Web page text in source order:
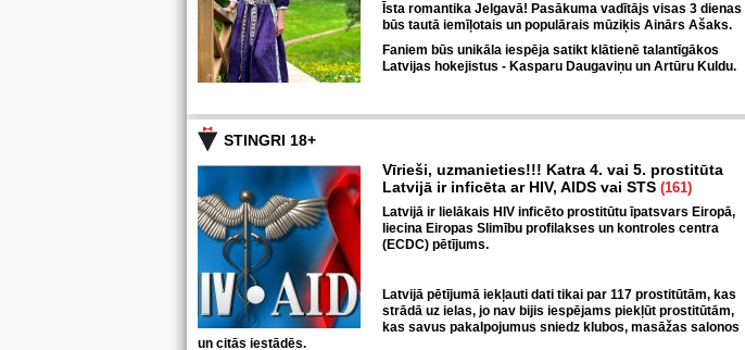
Īsta romantika Jelgavā! Pasākuma vadītājs visas 3 dienas
būs tautā iemīļotais un populārais mūziķis Ainārs Ašaks.
Faniem būs unikāla iespēja satikt klātienē talantīgākos
Latvijas hokejistus - Kasparu Daugaviņu un Artūru Kuldu.
STINGRI 18+
Vīrieši, uzmanieties!!! Katra 4. vai 5. prostitūta
Latvijā ir inficēta ar HIV, AIDS vai STS (161)
Latvijā ir lielākais HIV inficēto prostitūtu īpatsvars Eiropā,
liecina Eiropas Slimību profilakses un kontroles centra
(ECDC) pētījums.
Latvijā pētījumā iekļauti dati tikai par 117 prostitūtām, kas
strādā uz ielas, jo nav bijis iespējams piekļūt prostitūtām,
kas savus pakalpojumus sniedz klubos, masāžas salonos
un citās iestādēs.